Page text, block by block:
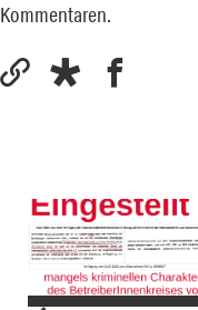
Kommentaren.